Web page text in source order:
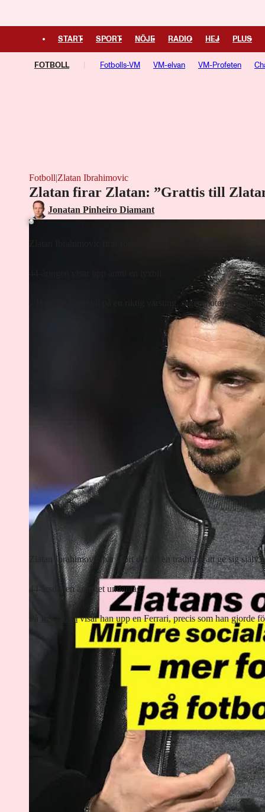
START SPORT NÖJE RADIO HEJ PLUS
FOTBOLL Fotbolls-VM VM-elvan VM-Profeten
Fotboll|Zlatan Ibrahimovic
Zlatan firar Zlatan: ”Grattis till
Jonatan Pinheiro Diamant
– Han har slagit till på en riktig värsting, säger
Zlatan Ibrahimovic har gjort det till en tradition att ge sig själv
44-årsdagen är inget undantag.
Instagramvisar han upp en Ferrari, precis som han gjorde